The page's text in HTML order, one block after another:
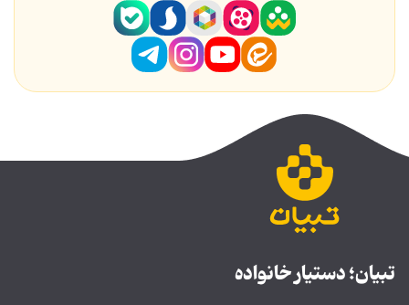
تبیان؛ دستیار خانواده